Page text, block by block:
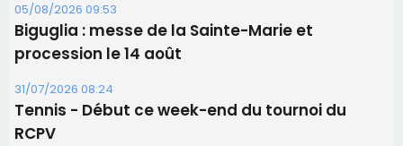
05/08/2026 09:53
Biguglia : messe de la Sainte-Marie et
procession le 14 août
31/07/2026 08:24
Tennis - Début ce week-end du tournoi du
RCPV